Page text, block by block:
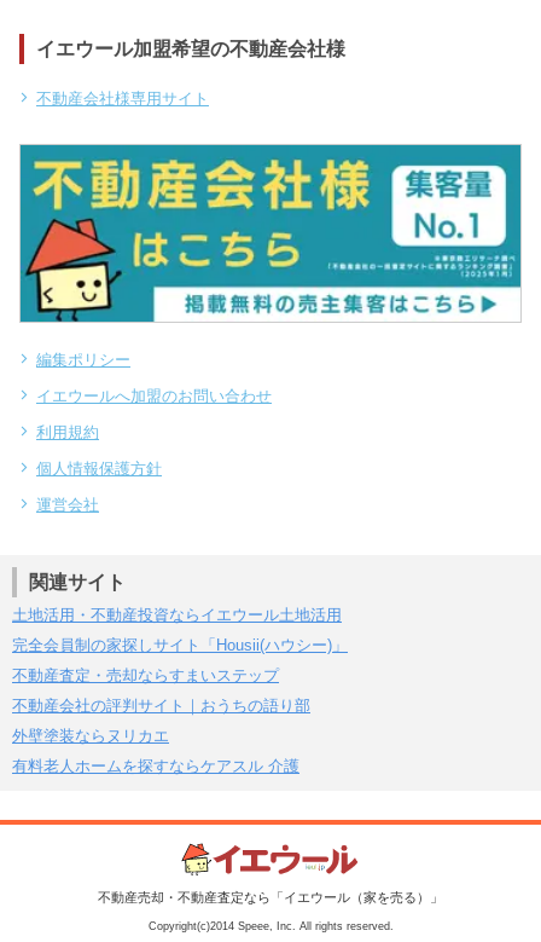
イエウール加盟希望の不動産会社様
不動産会社様専用サイト
編集ポリシー
イエウールへ加盟のお問い合わせ
利用規約
個人情報保護方針
運営会社
関連サイト
土地活用・不動産投資ならイエウール土地活用
完全会員制の家探しサイト「Housii(ハウシー)」
不動産査定・売却ならすまいステップ
不動産会社の評判サイト｜おうちの語り部
外壁塗装ならヌリカエ
有料老人ホームを探すならケアスル 介護
不動産売却・不動産査定なら「イエウール（家を売る）」
Copyright(c)2014 Speee, Inc. All rights reserved.